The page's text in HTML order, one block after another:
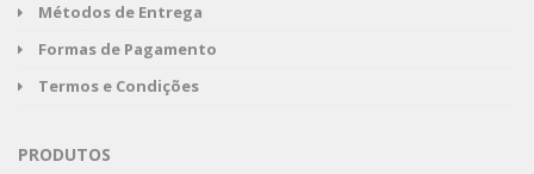
Métodos de Entrega
Formas de Pagamento
Termos e Condições
PRODUTOS